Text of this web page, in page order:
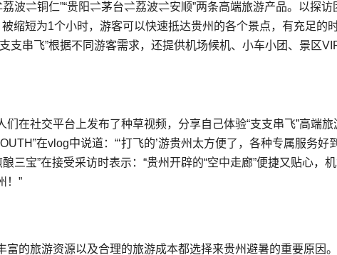
波⇌铜仁”“贵阳⇌茅台⇌荔波⇌安顺”两条高端旅游产品。以探访
缩短为1个小时，游客可以快速抵达贵州的各个景点，有充足的
支串飞”根据不同游客需求，还提供机场候机、小车小团、景区
在社交平台上发布了种草视频，分享自己体验“支支串飞”高端
在vlog中说道：“‘打飞的’游贵州太方便了，各种专属服务好
三宝”在接受采访时表示：“贵州开辟的“空中走廊”便捷又贴心，
！”
富的旅游资源以及合理的旅游成本都选择来贵州避暑的重要原因